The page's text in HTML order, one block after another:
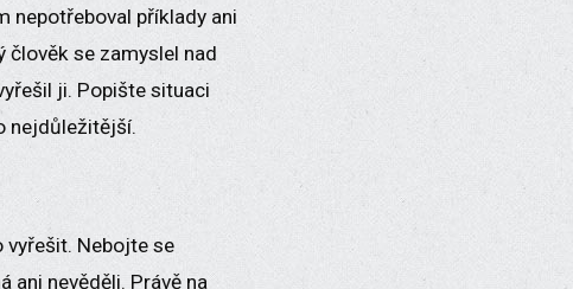
nepotřeboval příklady ani
člověk se zamyslel nad
ji. Popište situaci
nejdůležitější.
vyřešit. Nebojte se
ani nevěděli. Právě na